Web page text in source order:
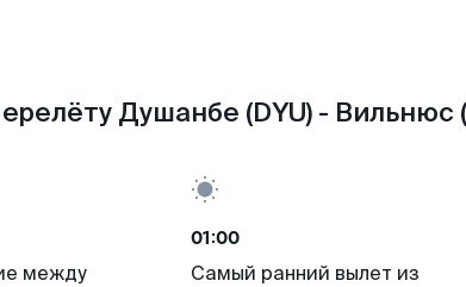
Душанбе (DYU) - Вильнюс
между
01:00
Самый ранний вылет из